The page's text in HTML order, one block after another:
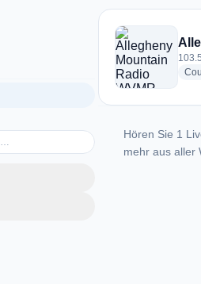
1 Radiosender
Hören Sie 1
mehr aus aller